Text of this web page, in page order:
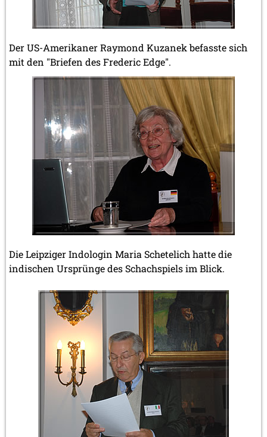
Der US-Amerikaner Raymond Kuzanek befasste sich
mit den "Briefen des Frederic Edge".
Die Leipziger Indologin Maria Schetelich hatte die
indischen Ursprünge des Schachspiels im Blick.